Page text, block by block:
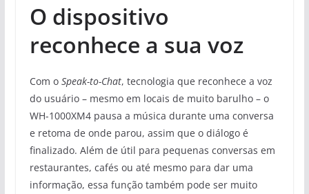
O dispositivo
reconhece a sua voz
Com o Speak-to-Chat, tecnologia que reconhece a voz
do usuário – mesmo em locais de muito barulho – o
WH-1000XM4 pausa a música durante uma conversa
e retoma de onde parou, assim que o diálogo é
finalizado. Além de útil para pequenas conversas em
restaurantes, cafés ou até mesmo para dar uma
informação, essa função também pode ser muito